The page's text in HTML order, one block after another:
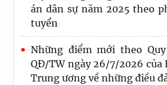
án dân sự năm 2025 theo
tuyển
Những điểm mới theo
QĐ/TW ngày 26/7/2026 của
Trung ương về những điều